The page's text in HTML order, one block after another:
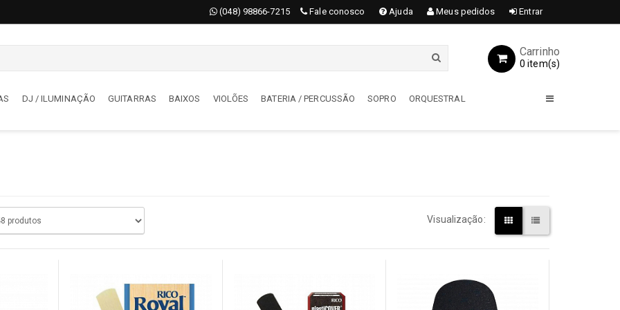
(048) 98866-7215 Fale conosco Ajuda Meus pedidos Entrar
Carrinho
0 item(s)
DJ / ILUMINAÇÃO GUITARRAS BAIXOS VIOLÕES BATERIA / PERCUSSÃO SOPRO ORQUESTRAL
BATERIA / PERCUSSÃO
Capas / Cases
Pedais / Pedaleiras
Visualização: